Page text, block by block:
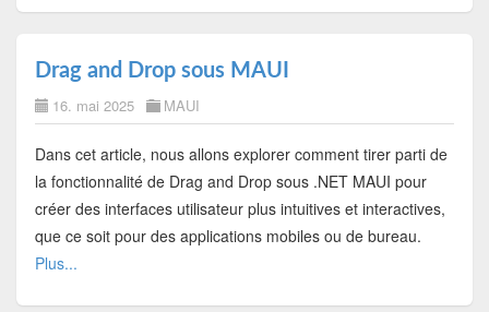
Drag and Drop sous MAUI
16. mai 2025 MAUI
Dans cet article, nous allons explorer comment tirer parti de
la fonctionnalité de Drag and Drop sous .NET MAUI pour
créer des interfaces utilisateur plus intuitives et interactives,
que ce soit pour des applications mobiles ou de bureau.
Plus...